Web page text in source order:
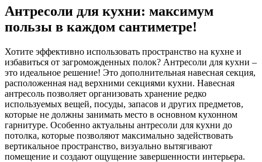
Антресоли для кухни: максимум
пользы в каждом сантиметре!
Хотите эффективно использовать пространство на кухне и
избавиться от загроможденных полок? Антресоли для кухни –
это идеальное решение! Это дополнительная навесная секция,
расположенная над верхними секциями кухни. Навесная
антресоль позволяет организовать хранение редко
используемых вещей, посуды, запасов и других предметов,
которые не должны занимать место в основном кухонном
гарнитуре. Особенно актуальны антресоли для кухни до
потолка, которые позволяют максимально задействовать
вертикальное пространство, визуально вытягивают
помещение и создают ощущение завершенности интерьера.